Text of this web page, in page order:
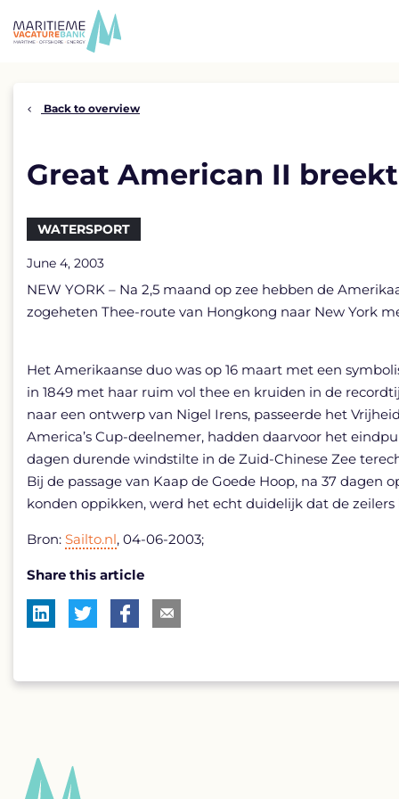
Back to overview
Great American II
WATERSPORT
June 4, 2003
NEW YORK – Na 2,5 maand op zee hebben de
zogeheten Thee-route van Hongkong naar New York
Het Amerikaanse duo was op 16 maart met een
in 1849 met haar ruim vol thee en kruiden in de
naar een ontwerp van Nigel Irens, passeerde het
America’s Cup-deelnemer, hadden daarvoor het
dagen durende windstilte in de Zuid-Chinese Zee
Bij de passage van Kaap de Goede Hoop, na 37
konden oppikken, werd het echt duidelijk dat de
Bron: Sailto.nl, 04-06-2003;
Share this article